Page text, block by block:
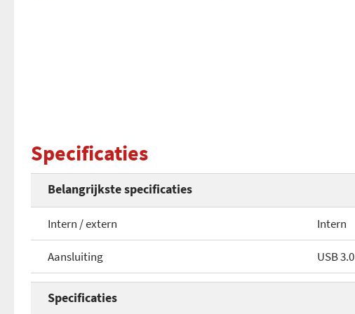
Specificaties
Belangrijkste specificaties
Intern / extern Intern
Aansluiting USB 3.0
Specificaties